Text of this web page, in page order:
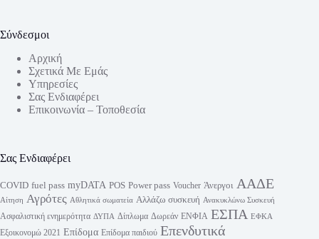
Σύνδεσμοι
Αρχική
Σχετικά Με Εμάς
Υπηρεσίες
Σας Ενδιαφέρει
Επικοινωνία – Τοποθεσία
Σας Ενδιαφέρει
COVID fuel pass myDATA POS Power pass Voucher Άνεργοι ΑΑΔΕ
Αίτηση Αγρότες Αθλητικά σωματεία Αλλάζω συσκευή Ανακυκλώνω Συσκευή
Ασφαλιστική ενημερότητα ΔΥΠΑ Δίπλωμα Δωρεάν ΕΝΦΙΑ ΕΣΠΑ ΕΦΚΑ
Εξοικονομώ 2021 Επίδομα Επίδομα παιδιού Επενδυτικά